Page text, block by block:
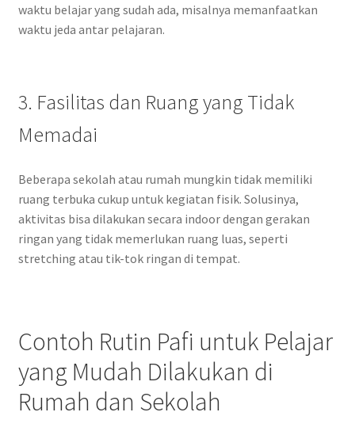
waktu belajar yang sudah ada, misalnya memanfaatkan
waktu jeda antar pelajaran.
3. Fasilitas dan Ruang yang Tidak
Memadai
Beberapa sekolah atau rumah mungkin tidak memiliki
ruang terbuka cukup untuk kegiatan fisik. Solusinya,
aktivitas bisa dilakukan secara indoor dengan gerakan
ringan yang tidak memerlukan ruang luas, seperti
stretching atau tik-tok ringan di tempat.
Contoh Rutin Pafi untuk Pelajar
yang Mudah Dilakukan di
Rumah dan Sekolah